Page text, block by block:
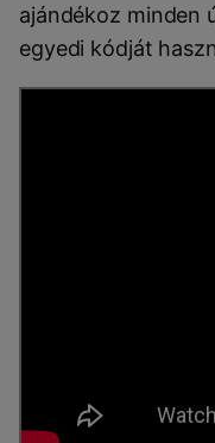
ajándékoz minden
egyedi kódját